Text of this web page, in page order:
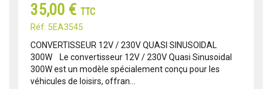
35,00 € TTC
Réf: 5EA3545
CONVERTISSEUR 12V / 230V QUASI SINUSOIDAL
300W Le convertisseur 12V / 230V Quasi Sinusoidal
300W est un modèle spécialement conçu pour les
véhicules de loisirs, offran...